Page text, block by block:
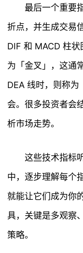
首
最后一个重要
折点，并生成交易
DIF 和 MACD 柱
为「金叉」，这通
DEA 线时，则称
会。很多投资者会
析市场走势。
这些技术指标
中，逐步理解每个
就能让它们成为你
具，关键是多观察
策略。